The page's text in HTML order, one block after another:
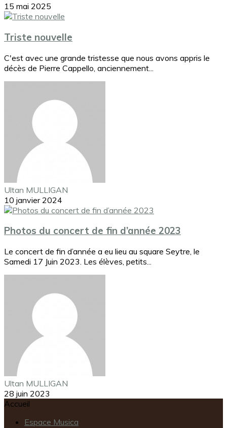
15 mai 2025
Triste nouvelle
C'est avec une grande tristesse que nous avons appris le
décès de Pierre Cappello, anciennement...
Ultan MULLIGAN
10 janvier 2024
Photos du concert de fin d’année 2023
Le concert de fin d’année a eu lieu au square Seytre, le
Samedi 17 Juin 2023. Les élèves, petits...
Ultan MULLIGAN
28 juin 2023
Accueil
Espace Musica